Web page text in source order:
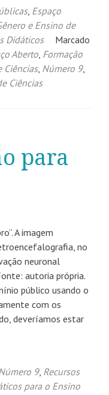
, Espaço
e Ensino de
Didáticos
Marcado
Aberto, Formação
Ciências, Número 9,
Ciências
para
A imagem
no
neuronal
autoria própria.
público usando o
com os
deveríamos estar
9, Recursos
para o Ensino